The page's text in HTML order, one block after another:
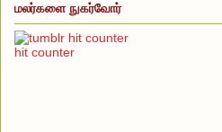
மலர்களை நுகர்வோர்
hit counter